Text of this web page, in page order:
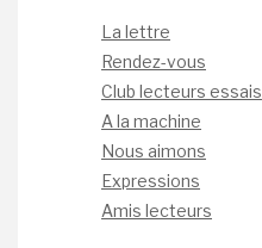
La lettre
Rendez-vous
Club lecteurs essais
A la machine
Nous aimons
Expressions
Amis lecteurs